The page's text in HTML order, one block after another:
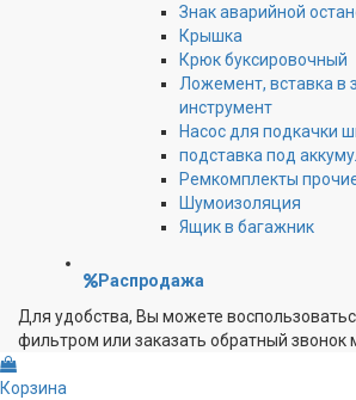
Знак аварийной
Крышка
Крюк буксировочный
Ложемент, вставка в
инструмент
Насос для подкачки
подставка под
Ремкомплекты
Шумоизоляция
Ящик в багажник
Распродажа
Для удобства, Вы можете
фильтром или заказать обратный звонок
Корзина